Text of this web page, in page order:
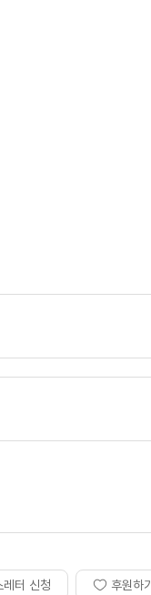
레터 신청 후원하기